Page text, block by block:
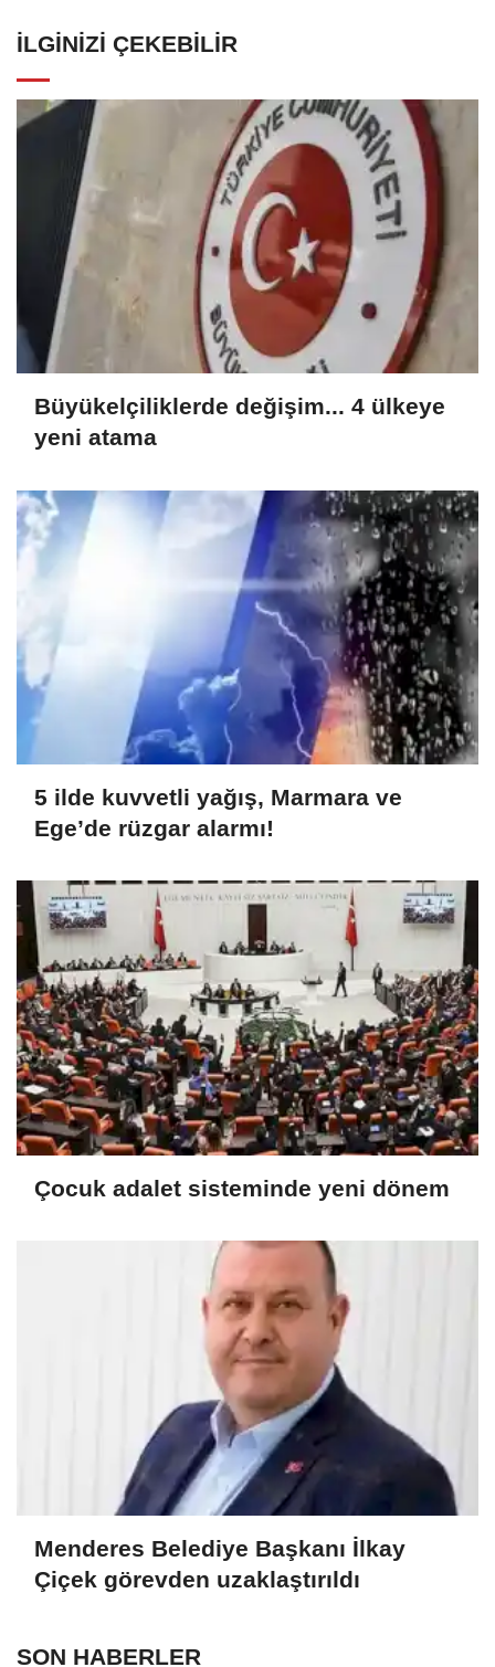
İLGINIZI ÇEKEBILIR
Büyükelçiliklerde değişim... 4 ülkeye
yeni atama
5 ilde kuvvetli yağış, Marmara ve
Ege’de rüzgar alarmı!
Çocuk adalet sisteminde yeni dönem
Menderes Belediye Başkanı İlkay
Çiçek görevden uzaklaştırıldı
SON HABERLER